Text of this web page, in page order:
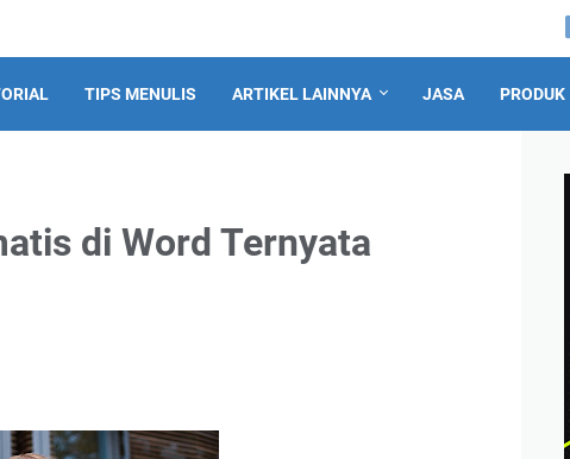
TIPS MENULIS ARTIKEL LAINNYA JASA PRODUK
di Word Ternyata